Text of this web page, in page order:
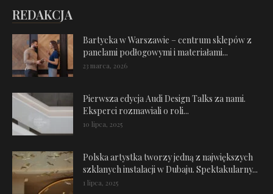
REDAKCJA
Bartycka w Warszawie – centrum sklepów z
panelami podłogowymi i materiałami...
23 marca, 2026
Pierwsza edycja Audi Design Talks za nami.
Eksperci rozmawiali o roli...
10 lipca, 2025
Polska artystka tworzy jedną z największych
szklanych instalacji w Dubaju. Spektakularny...
1 lipca, 2025